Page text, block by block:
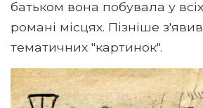
батьком вона побувала у
романі місцях. Пізніше
тематичних "картинок".